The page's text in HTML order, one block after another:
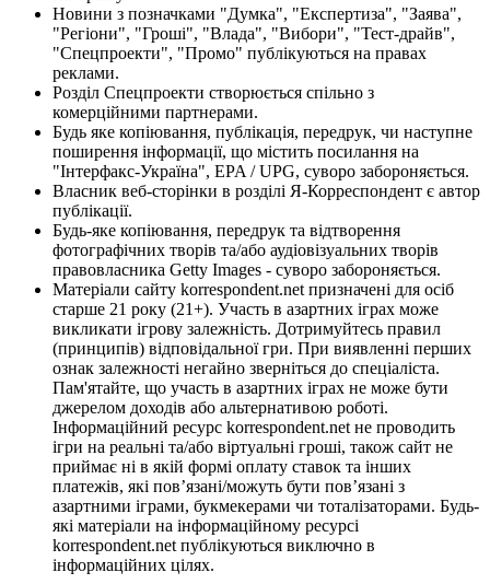
Новини з позначками "Думка", "Експертиза", "Заява",
"Регіони", "Гроші", "Влада", "Вибори", "Тест-драйв",
"Спецпроекти", "Промо" публікуються на правах
реклами.
Розділ Спецпроекти створюється спільно з
комерційними партнерами.
Будь яке копіювання, публікація, передрук, чи наступне
поширення інформації, що містить посилання на
"Інтерфакс-Україна", EPA / UPG, суворо забороняється.
Власник веб-сторінки в розділі Я-Корреспондент є автор
публікації.
Будь-яке копіювання, передрук та відтворення
фотографічних творів та/або аудіовізуальних творів
правовласника Getty Images - суворо забороняється.
Матеріали сайту korrespondent.net призначені для осіб
старше 21 року (21+). Участь в азартних іграх може
викликати ігрову залежність. Дотримуйтесь правил
(принципів) відповідальної гри. При виявленні перших
ознак залежності негайно зверніться до спеціаліста.
Пам'ятайте, що участь в азартних іграх не може бути
джерелом доходів або альтернативою роботі.
Інформаційний ресурс korrespondent.net не проводить
ігри на реальні та/або віртуальні гроші, також сайт не
приймає ні в якій формі оплату ставок та інших
платежів, які пов’язані/можуть бути пов’язані з
азартними іграми, букмекерами чи тоталізаторами. Будь-
які матеріали на інформаційному ресурсі
korrespondent.net публікуються виключно в
інформаційних цілях.